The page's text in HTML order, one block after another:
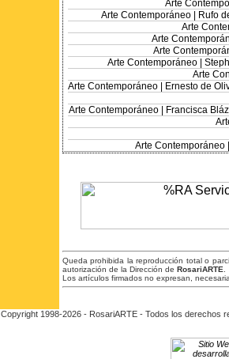
Arte
Arte Contemporáneo |
Rufo
Arte
Arte
Arte
Arte Contemporáneo |
Arte
Arte Contemporáneo |
Ernesto de
Arte Contemporáneo |
Francisca
Arte Contemporáneo
Queda prohibida la reproducción total o
autorización de la Dirección de RosariARTE
Los artículos firmados no expresan,
Copyright 1998-2026 - RosariARTE - Todos los derechos